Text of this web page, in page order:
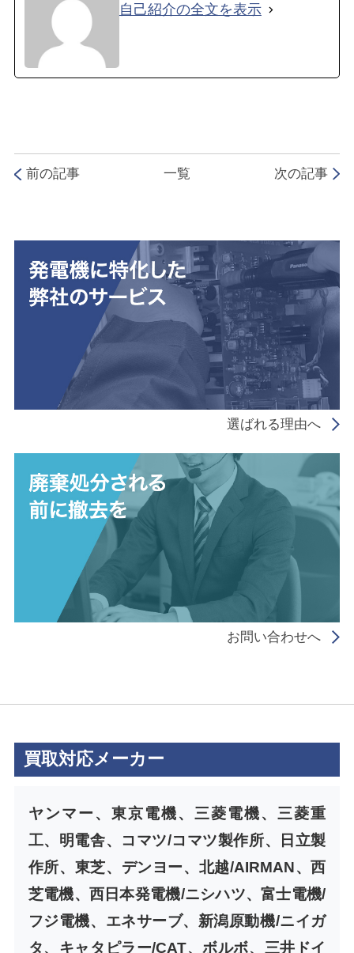
自己紹介の全文を表示
前の記事 一覧 次の記事
選ばれる理由へ
お問い合わせへ
買取対応メーカー
ヤンマー、東京電機、三菱電機、三菱重
工、明電舎、コマツ/コマツ製作所、日立製
作所、東芝、デンヨー、北越/AIRMAN、西
芝電機、西日本発電機/ニシハツ、富士電機/
フジ電機、エネサーブ、新潟原動機/ニイガ
タ、キャタピラー/CAT、ボルボ、三井ドイ